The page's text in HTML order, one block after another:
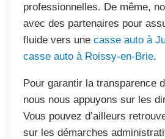
professionnelles. De même,
avec des partenaires pour
fluide vers une casse auto à
casse auto à Roissy-en-Brie.
Pour garantir la transparence
nous nous appuyons sur les
Vous pouvez d’ailleurs
sur les démarches